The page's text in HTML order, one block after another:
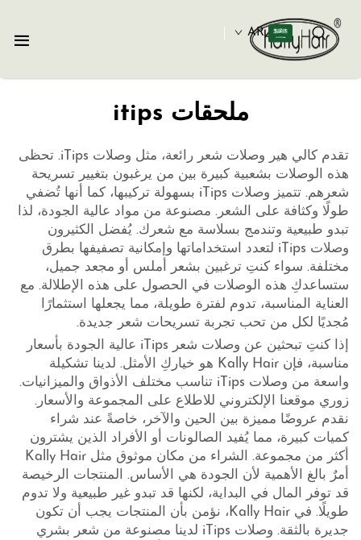
AR
ملحقات itips
تقدم كالي هير وصلات شعر رائعة، مثل وصلات iTips. تحظى
هذه الوصلات بشعبية كبيرة بين من يرغبون بتغيير تسريحة
شعرهم. تتميز وصلات iTips بسهولة تركيبها، كما أنها تُضفي
طولًا وكثافة على الشعر. مصنوعة من مواد عالية الجودة، لذا
تبدو طبيعية وتندمج بسلاسة مع شعرك. يُفضل الكثيرون
وصلات iTips لتعدد استخداماتها وإمكانية تصفيفها بطرق
مختلفة. سواء كنتِ ترغبين بشعر أملس أو مجعد جميل،
ستساعدكِ هذه الوصلات في الحصول على هذه الإطلالة. مع
العناية المناسبة، تدوم لفترة طويلة، مما يجعلها استثمارًا
مُجديًا لكل من تحب تجربة تسريحات شعر جديدة.
إذا كنتِ تبحثين عن وصلات شعر iTips عالية الجودة بأسعار
مناسبة، فإن Kally Hair هو خياركِ الأمثل. لدينا تشكيلة
واسعة من وصلات iTips تناسب مختلف الأذواق والميزانيات.
زوري موقعنا الإلكتروني للاطلاع على المجموعة والأسعار.
نقدم عروضًا مميزة بين الحين والآخر، خاصةً عند شراء
كميات كبيرة، مما يُفيد الصالونات أو الأفراد الذين يشترون
أكثر من مجموعة. الشراء من مكان موثوق مثل Kally Hair
أمرٌ بالغ الأهمية لأن الجودة هي الأساس. المنتجات الرخيصة
قد توفر المال في البداية، لكنها قد تبدو غير طبيعية ولا تدوم
طويلًا. في Kally Hair، نؤمن بأن المنتجات يجب أن تكون
جديرة بالثقة. وصلات iTips لدينا مصنوعة من شعر بشري